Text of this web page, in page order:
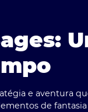
e aventura
de